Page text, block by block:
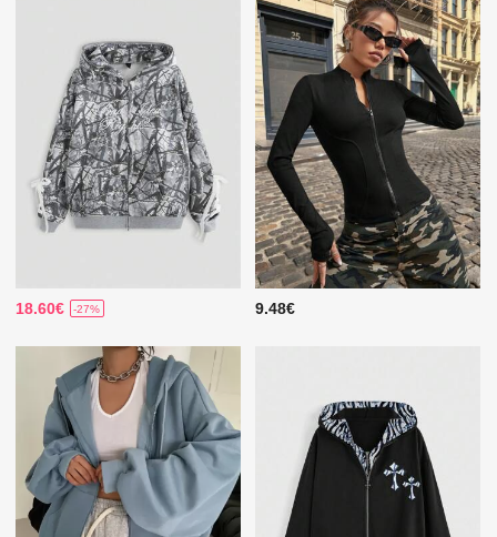
18.60€ -27% 9.48€